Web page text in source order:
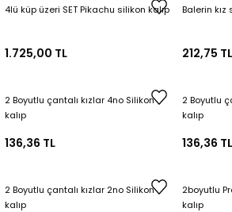
Tepsi /
Tütsülük
4lü küp üzeri SET Pikachu silikon kalıp
1.725,00 TL
Balerin kız
212,75 TL
2 Boyutlu çantalı kızlar 4no Silikon
kalıp
136,36 TL
2 Boyutlu
kalıp
136,36 TL
2 Boyutlu çantalı kızlar 2no Silikon
kalıp
2boyutlu
kalıp